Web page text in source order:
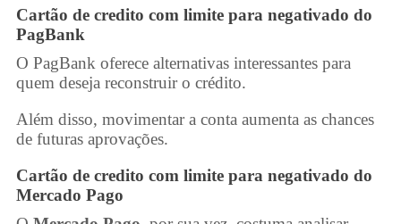
Cartão de credito com limite para negativado do
PagBank
O PagBank oferece alternativas interessantes para
quem deseja reconstruir o crédito.
Além disso, movimentar a conta aumenta as chances
de futuras aprovações.
Cartão de credito com limite para negativado do
Mercado Pago